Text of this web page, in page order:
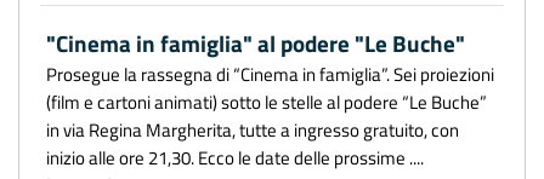
"Cinema in famiglia" al podere "Le Buche"
Prosegue la rassegna di “Cinema in famiglia”. Sei proiezioni
(film e cartoni animati) sotto le stelle al podere “Le Buche”
in via Regina Margherita, tutte a ingresso gratuito, con
inizio alle ore 21,30. Ecco le date delle prossime ....